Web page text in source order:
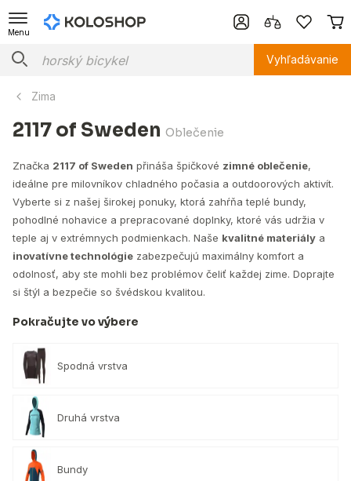
Menu
Vyhľadávanie
Zima
2117 of Sweden Oblečenie
Značka 2117 of Sweden přináša špičkové zimné oblečenie,
ideálne pre milovníkov chladného počasia a outdoorových aktivít.
Vyberte si z našej širokej ponuky, ktorá zahŕňa teplé bundy,
pohodlné nohavice a prepracované doplnky, ktoré vás udržia v
teple aj v extrémnych podmienkach. Naše kvalitné materiály a
inovatívne technológie zabezpečujú maximálny komfort a
odolnosť, aby ste mohli bez problémov čeliť každej zime. Doprajte
si štýl a bezpečie so švédskou kvalitou.
Pokračujte vo výbere
Spodná vrstva
Druhá vrstva
Bundy